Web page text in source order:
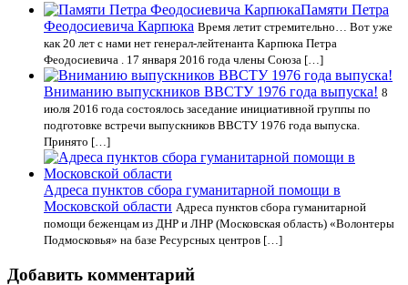
Памяти Петра
Феодосиевича Карпюка Время летит стремительно… Вот уже
как 20 лет с нами нет генерал-лейтенанта Карпюка Петра
Феодосиевича . 17 января 2016 года члены Союза […]
Вниманию выпускников ВВСТУ 1976 года выпуска! 8
июля 2016 года состоялось заседание инициативной группы по
подготовке встречи выпускников ВВСТУ 1976 года выпуска.
Принято […]
Адреса пунктов сбора гуманитарной помощи в
Московской области Адреса пунктов сбора гуманитарной
помощи беженцам из ДНР и ЛНР (Московская область) «Волонтеры
Подмосковья» на базе Ресурсных центров […]
Добавить комментарий